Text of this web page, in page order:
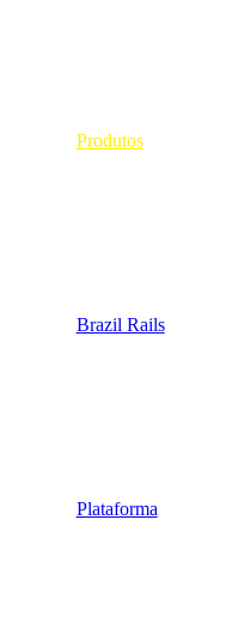
Produtos
Brazil Rails
Plataforma